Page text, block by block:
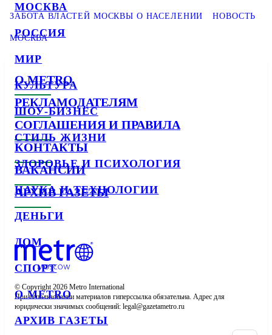
МОСКВА
РОССИЯ
МИР
КУЛЬТУРА
ШОУ-БИЗНЕС
СТИЛЬ ЖИЗНИ
ЗДОРОВЬЕ И ПСИХОЛОГИЯ
НАУКА И ТЕХНОЛОГИИ
ДЕНЬГИ
ДОМ
СПОРТ
О METRO
АРХИВ ГАЗЕТЫ
ЗАБОТА ВЛАСТЕЙ МОСКВЫ О НАСЕЛЕНИИ НОВОСТЬ
МОСКВА
О METRO
РЕКЛАМОДАТЕЛЯМ
СОГЛАШЕНИЯ И ПРАВИЛА
КОНТАКТЫ
ВАКАНСИИ
АРХИВ ГАЗЕТЫ
© Copyright 2026 Metro International
При использовании материалов гиперссылка обязательна. Адрес для
юридически значимых сообщений: